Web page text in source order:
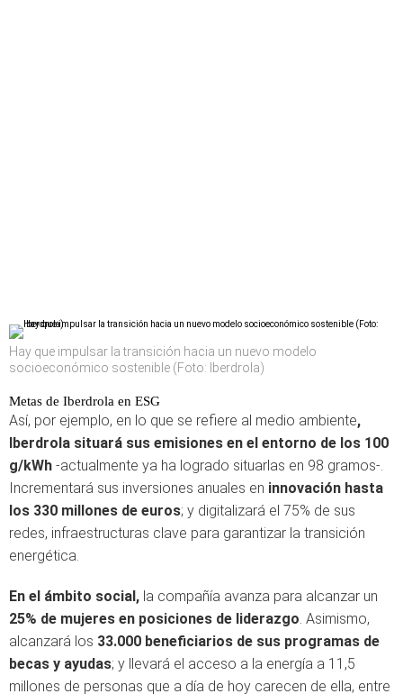
Hay que impulsar la transición hacia un nuevo modelo
socioeconómico sostenible (Foto: Iberdrola)
Metas de Iberdrola en ESG
Así, por ejemplo, en lo que se refiere al medio ambiente,
Iberdrola situará sus emisiones en el entorno de los 100
g/kWh -actualmente ya ha logrado situarlas en 98 gramos-.
Incrementará sus inversiones anuales en innovación hasta
los 330 millones de euros; y digitalizará el 75% de sus
redes, infraestructuras clave para garantizar la transición
energética.
En el ámbito social, la compañía avanza para alcanzar un
25% de mujeres en posiciones de liderazgo. Asimismo,
alcanzará los 33.000 beneficiarios de sus programas de
becas y ayudas; y llevará el acceso a la energía a 11,5
millones de personas que a día de hoy carecen de ella, entre